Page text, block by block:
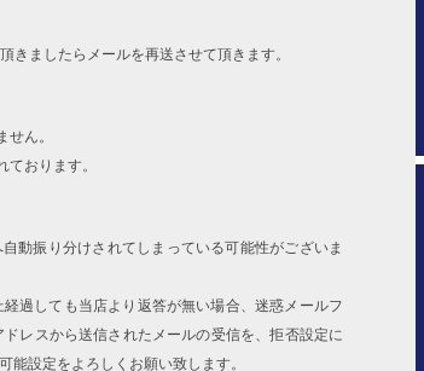
にご連絡ください。
きましたらメールを再送させて頂きます。
ん。
おります。
動振り分けされてしまっている可能性がございま
過しても当店より返答が無い場合、迷惑メールフ
レスから送信されたメールの受信を、拒否設定に
能設定をよろしくお願い致します。